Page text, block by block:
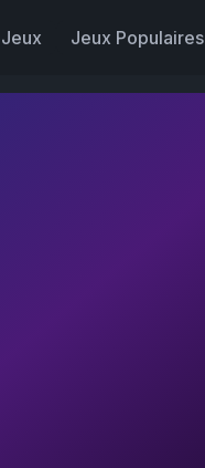
Jeux Populaires